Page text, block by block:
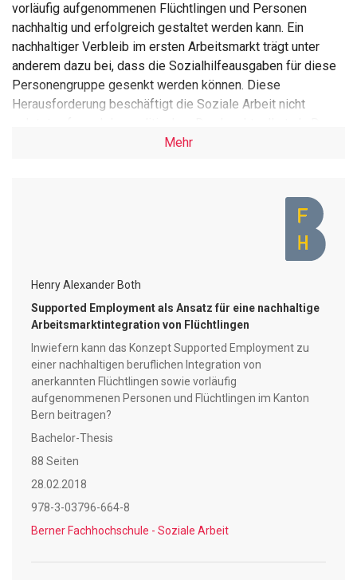
vorläufig aufgenommenen Flüchtlingen und Personen
nachhaltig und erfolgreich gestaltet werden kann. Ein
nachhaltiger Verbleib im ersten Arbeitsmarkt trägt unter
anderem dazu bei, dass die Sozialhilfeausgaben für diese
Personengruppe gesenkt werden können. Diese
Herausforderung beschäftigt die Soziale Arbeit nicht
die berufliche Integration ist ein essentieller Teil der
Ein vielversprechender Ansatz um eine nachhaltige und
erfolgreiche Arbeitsmarktintegration zu erreichen, ist das
den Arbeitseinstieg vorbereitet und weiterführend begleitet
wird. Dieses Konzept wird bei der beruflichen Integration
von Personen mit physischen und psychischen
Beeinträchtigungen bereits erfolgreich angewendet.
Angesichts der vielfältigen Herausforderungen, denen
Flüchtlinge und vorläufig Aufgenommene gegenüberstehen,
stellt sich die Frage, ob sich dieser Ansatz auch für diese
Zielgruppe eignet. Die primäre Fragestellung der Arbeit
lautet deshalb: Inwiefern kann das Konzept Supported
Employment zu einer nachhaltigen beruflichen Integration
von anerkannten Flüchtlingen sowie vorläufig
aufgenommenen Personen und Flüchtlingen im Kanton Bern
Mehr
Henry Alexander Both
Supported Employment als Ansatz für eine nachhaltige
Arbeitsmarktintegration von Flüchtlingen
Inwiefern kann das Konzept Supported Employment zu
einer nachhaltigen beruflichen Integration von
anerkannten Flüchtlingen sowie vorläufig
aufgenommenen Personen und Flüchtlingen im Kanton
Bern beitragen?
Bachelor-Thesis
88 Seiten
28.02.2018
978-3-03796-664-8
Berner Fachhochschule - Soziale Arbeit